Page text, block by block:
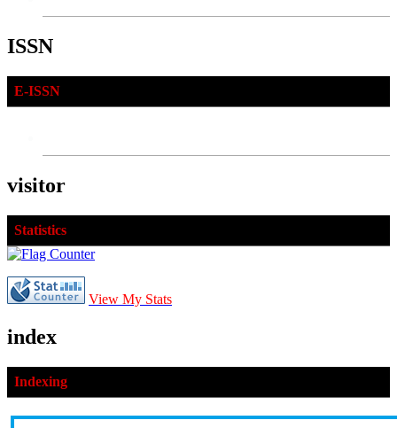
ISSN
E-ISSN
visitor
Statistics
View My Stats
index
Indexing